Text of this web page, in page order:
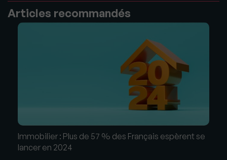
Articles recommandés
Immobilier : Plus de 57 % des Français espèrent se
lancer en 2024